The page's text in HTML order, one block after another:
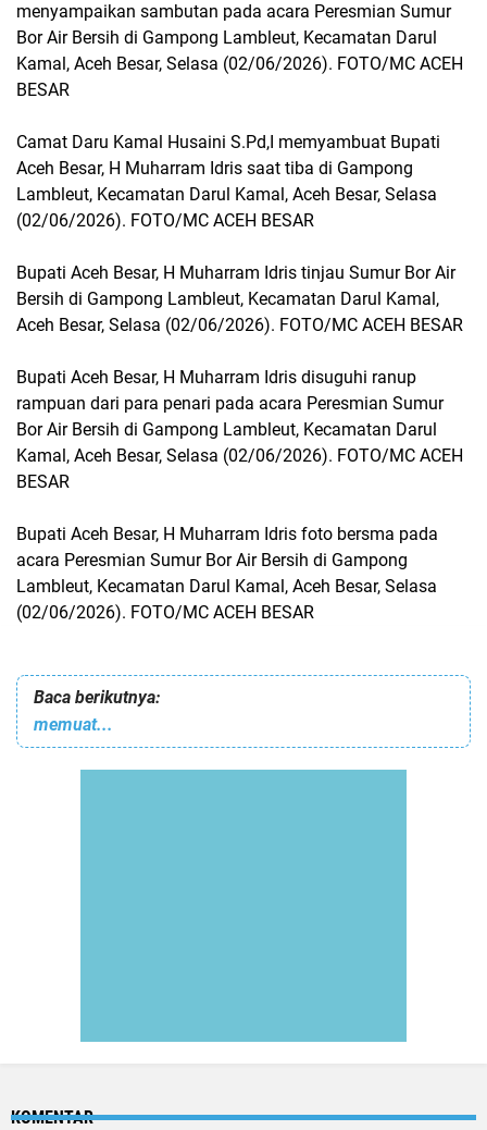
menyampaikan sambutan pada acara Peresmian Sumur
Bor Air Bersih di Gampong Lambleut, Kecamatan Darul
Kamal, Aceh Besar, Selasa (02/06/2026). FOTO/MC ACEH
BESAR
Camat Daru Kamal Husaini S.Pd,I memyambuat Bupati
Aceh Besar, H Muharram Idris saat tiba di Gampong
Lambleut, Kecamatan Darul Kamal, Aceh Besar, Selasa
(02/06/2026). FOTO/MC ACEH BESAR
Bupati Aceh Besar, H Muharram Idris tinjau Sumur Bor Air
Bersih di Gampong Lambleut, Kecamatan Darul Kamal,
Aceh Besar, Selasa (02/06/2026). FOTO/MC ACEH BESAR
Bupati Aceh Besar, H Muharram Idris disuguhi ranup
rampuan dari para penari pada acara Peresmian Sumur
Bor Air Bersih di Gampong Lambleut, Kecamatan Darul
Kamal, Aceh Besar, Selasa (02/06/2026). FOTO/MC ACEH
BESAR
Bupati Aceh Besar, H Muharram Idris foto bersma pada
acara Peresmian Sumur Bor Air Bersih di Gampong
Lambleut, Kecamatan Darul Kamal, Aceh Besar, Selasa
(02/06/2026). FOTO/MC ACEH BESAR
Baca berikutnya:
memuat...
KOMENTAR